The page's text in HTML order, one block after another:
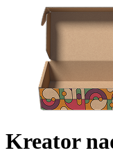
Kreator